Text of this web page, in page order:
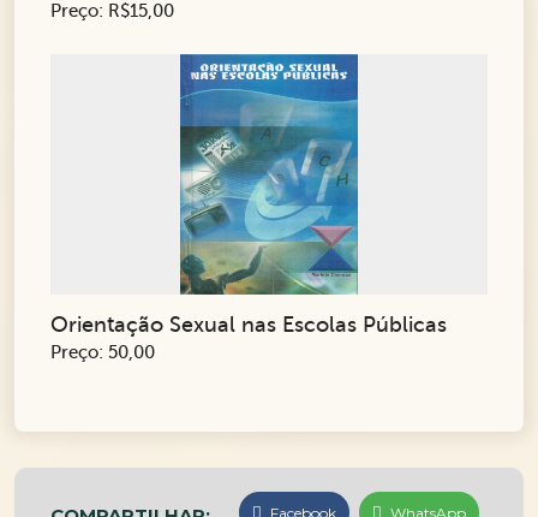
Preço: R$15,00
Orientação Sexual nas Escolas Públicas
Preço: 50,00
Facebook WhatsApp